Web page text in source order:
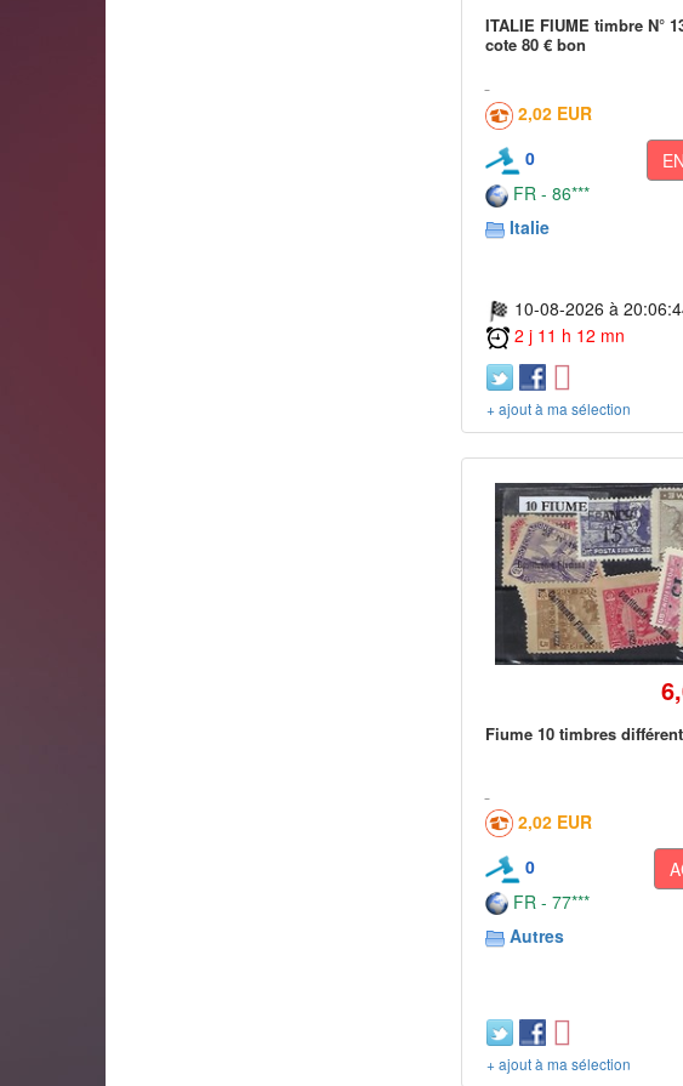
ITALIE FIUME timbre N°
cote 80 € bon
2,02 EUR
0
FR - 86***
Italie
10-08-2026 à
2 j 11 h 12 mn
+ ajout à ma sélection
Fiume 10 timbres
2,02 EUR
0
FR - 77***
Autres
+ ajout à ma sélection